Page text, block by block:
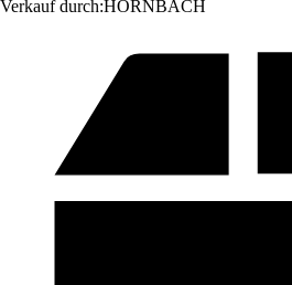
Verkauf durch:HORNBACH